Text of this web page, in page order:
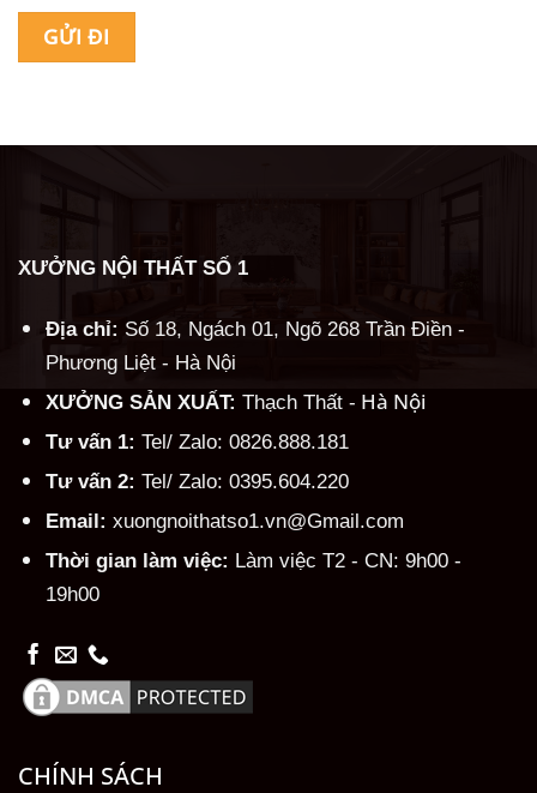
XƯỞNG NỘI THẤT SỐ 1
Địa chỉ: Số 18, Ngách 01, Ngõ 268 Trần Điền -
Phương Liệt - Hà Nội
XƯỞNG SẢN XUẤT: Thạch Thất - Hà Nội
Tư vấn 1: Tel/ Zalo: 0826.888.181
Tư vấn 2: Tel/ Zalo: 0395.604.220
Email: xuongnoithatso1.vn@Gmail.com
Thời gian làm việc: Làm việc T2 - CN: 9h00 -
19h00
CHÍNH SÁCH